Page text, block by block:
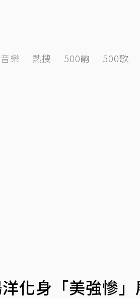
音樂 熱搜 500齣 500歌
化身「美強慘」